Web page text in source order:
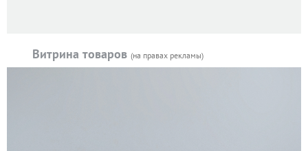
Витрина товаров (на правах рекламы)